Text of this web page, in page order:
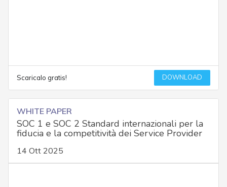
Scaricalo gratis! DOWNLOAD
WHITE PAPER
SOC 1 e SOC 2 Standard internazionali per la
fiducia e la competitività dei Service Provider
14 Ott 2025